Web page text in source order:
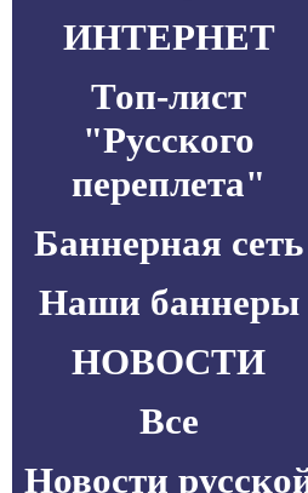
ИНТЕРНЕТ
Топ-лист
"Русского
переплета"
Баннерная сеть
Наши баннеры
НОВОСТИ
Все
Новости